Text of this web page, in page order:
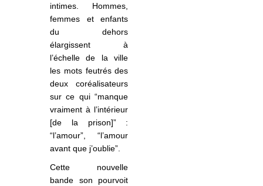
intimes. Hommes,
femmes et enfants
du dehors
élargissent à
l’échelle de la ville
les mots feutrés des
deux coréalisateurs
sur ce qui “manque
vraiment à l’intérieur
[de la prison]” :
“l’amour”, “l’amour
avant que j’oublie”.
Cette nouvelle
bande son pourvoit